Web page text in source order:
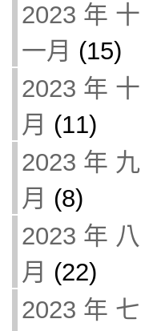
2023 年 十
一月 (15)
2023 年 十
月 (11)
2023 年 九
月 (8)
2023 年 八
月 (22)
2023 年 七